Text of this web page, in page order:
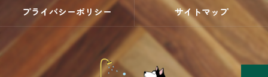
プライバシーポリシー サイトマップ